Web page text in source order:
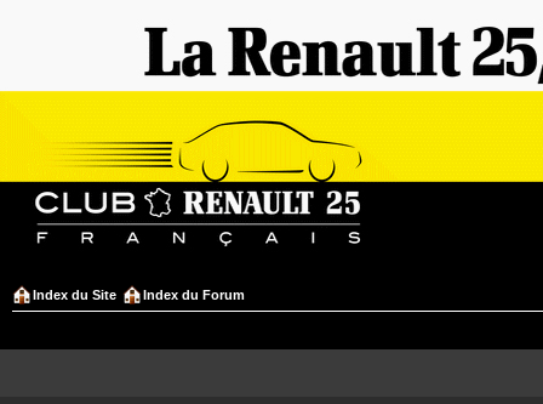
Index du Site Index du Forum